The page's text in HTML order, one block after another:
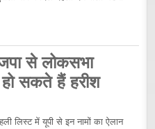
से लोकसभा
हो सकते हैं हरीश
लिस्ट में यूपी से इन नामों का ऐलान